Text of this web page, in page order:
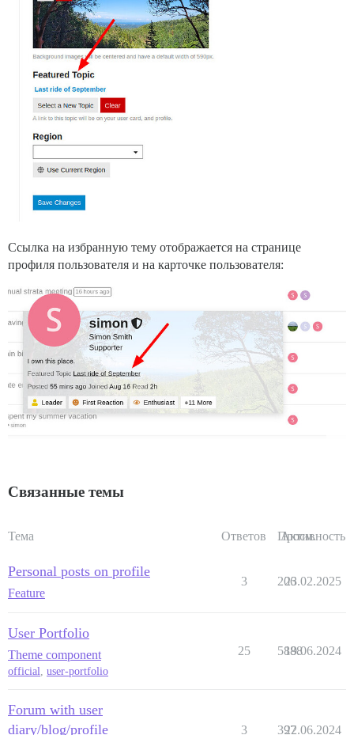
Ссылка на избранную тему отображается на странице
профиля пользователя и на карточке пользователя:
Связанные темы
Тема Ответов Просм.
Активность
Personal posts on profile
Feature
3 206
23.02.2025
User Portfolio
Theme component
official user-portfolio
25 5888
19.06.2024
Forum with user
diary/blog/profile
3 397
22.06.2024